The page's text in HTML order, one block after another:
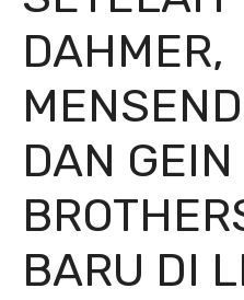
DAHMER,
DAN GEIN
BARU DI